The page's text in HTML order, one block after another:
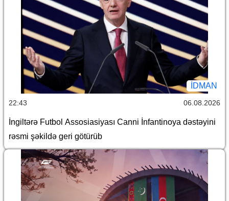
İDMAN
22:43 06.08.2026
İngiltərə Futbol Assosiasiyası Canni İnfantinoya dəstəyini
rəsmi şəkildə geri götürüb